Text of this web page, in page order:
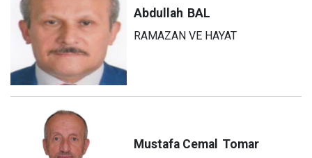
Abdullah BAL
RAMAZAN VE HAYAT
Mustafa Cemal Tomar